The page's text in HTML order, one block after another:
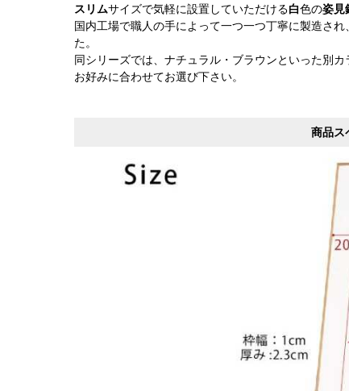
スリムサイズで気軽に設置していただける白色の姿見
国内工場で職人の手によって一つ一つ丁寧に製造さ
た。
同シリーズでは、ナチュラル・ブラウンといった別
お好みに合わせてお選び下さい。
商品ス